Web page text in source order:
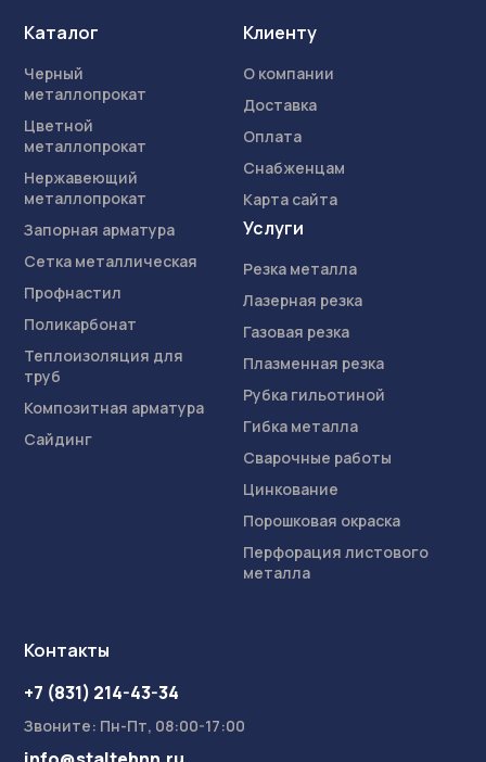
Каталог
Черный
металлопрокат
Цветной
металлопрокат
Нержавеющий
металлопрокат
Запорная арматура
Сетка металлическая
Профнастил
Поликарбонат
Теплоизоляция для
труб
Композитная арматура
Сайдинг
Клиенту
О компании
Доставка
Оплата
Снабженцам
Карта сайта
Услуги
Резка металла
Лазерная резка
Газовая резка
Плазменная резка
Рубка гильотиной
Гибка металла
Сварочные работы
Цинкование
Порошковая окраска
Перфорация листового
металла
Контакты
+7 (831) 214-43-34
Звоните: Пн-Пт, 08:00-17:00